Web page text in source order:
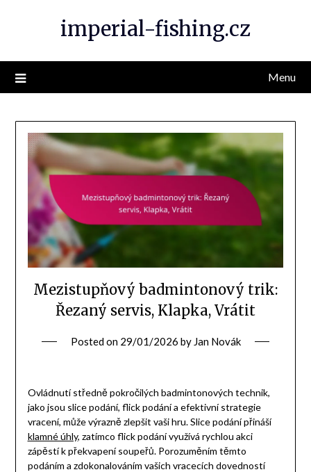
imperial-fishing.cz
Menu
Mezistupňový badmintonový trik:
Řezaný servis, Klapka, Vrátit
Posted on 29/01/2026 by Jan Novák
Ovládnutí středně pokročilých badmintonových technik,
jako jsou slice podání, flick podání a efektivní strategie
vracení, může výrazně zlepšit vaši hru. Slice podání přináší
klamné úhly, zatímco flick podání využívá rychlou akci
zápěstí k překvapení soupeřů. Porozuměním těmto
podáním a zdokonalováním vašich vracecích dovedností